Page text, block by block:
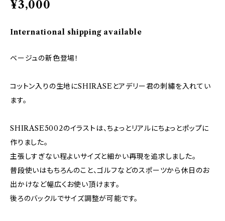
¥3,000
International shipping available
ベージュの新色登場！
コットン入りの生地にSHIRASEとアデリー君の刺繡を入れてい
ます。
SHIRASE5002のイラストは、ちょっとリアルにちょっとポップに
作りました。
主張しすぎない程よいサイズと細かい再現を追求しました。
普段使いはもちろんのこと、ゴルフなどのスポーツから休日のお
出かけなど幅広くお使い頂けます。
後ろのバックルでサイズ調整が可能です。